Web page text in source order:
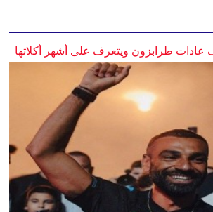
طرابزون ويتعرف على أشهر أكلاتها